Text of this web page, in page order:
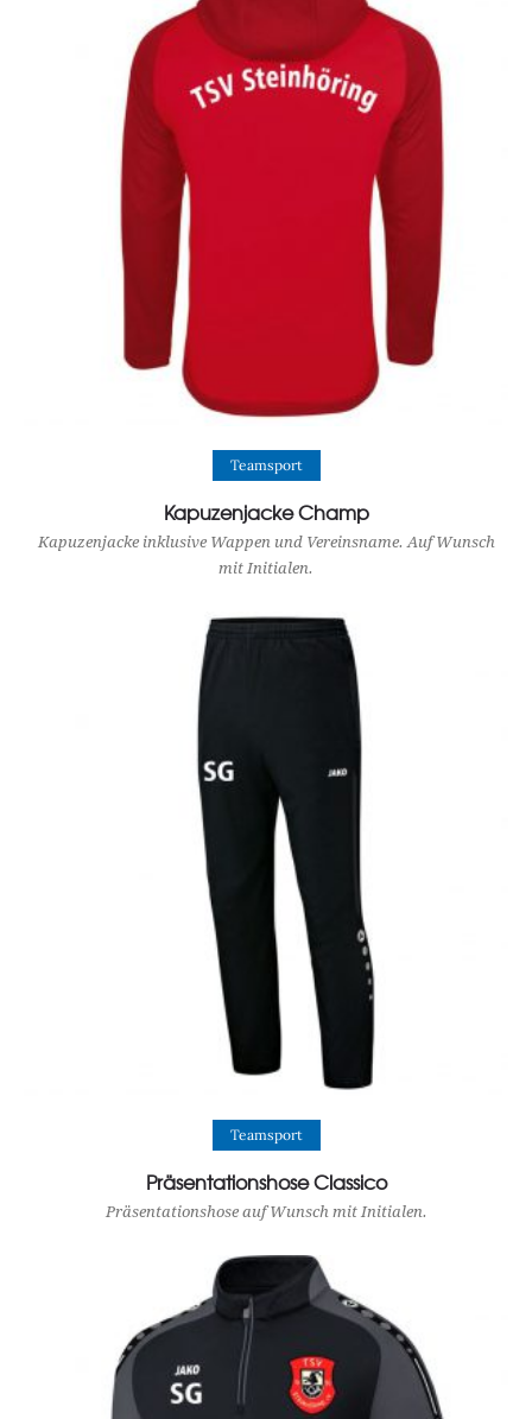
View Product
Teamsport
Kapuzenjacke Champ
Kapuzenjacke inklusive Wappen und Vereinsname. Auf Wunsch
mit Initialen.
View Product
Teamsport
Präsentationshose Classico
Präsentationshose auf Wunsch mit Initialen.